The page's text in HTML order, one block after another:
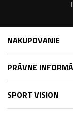
NAKUPOVANIE
PRÁVNE
SPORT VISION